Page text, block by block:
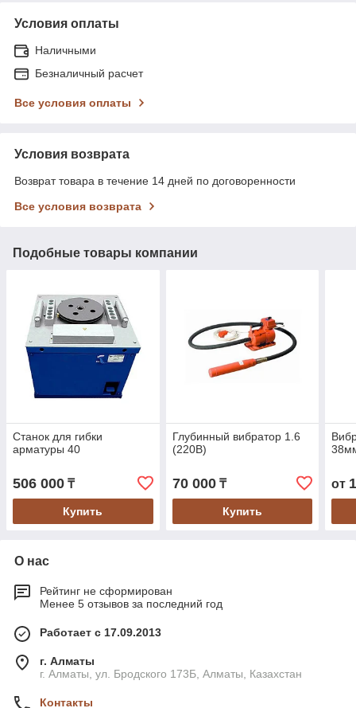
Условия оплаты
Наличными
Безналичный расчет
Все условия оплаты
Условия возврата
Возврат товара в течение 14 дней по договоренности
Все условия возврата
Подобные товары компании
Станок для гибки
арматуры 40
506 000 ₸
Купить
Глубинный вибратор 1.6
(220В)
70 000₸
Купить
от
О нас
Рейтинг не сформирован
Менее 5 отзывов за последний год
Работает с 17.09.2013
г. Алматы
г. Алматы, ул. Бродского 173Б, Алматы, Казахстан
Контакты